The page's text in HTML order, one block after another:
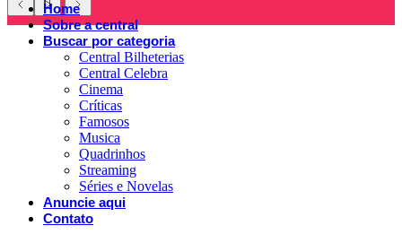
Home
Sobre a central
Buscar por categoria
Central Bilheterias
Central Celebra
Cinema
Críticas
Famosos
Musica
Quadrinhos
Streaming
Séries e Novelas
Anuncie aqui
Contato